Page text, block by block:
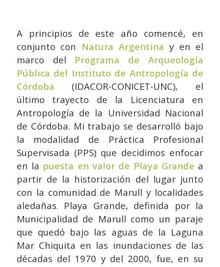
A principios de este año comencé, en
conjunto con Natura Argentina y en el
marco del Programa de Arqueología
Pública del Instituto de Antropología de
Córdoba (IDACOR-CONICET-UNC), el
último trayecto de la Licenciatura en
Antropología de la Universidad Nacional
de Córdoba. Mi trabajo se desarrolló bajo
la modalidad de Práctica Profesional
Supervisada (PPS) que decidimos enfocar
en la puesta en valor de Playa Grande a
partir de la historización del lugar junto
con la comunidad de Marull y localidades
aledañas. Playa Grande, definida por la
Municipalidad de Marull como un paraje
que quedó bajo las aguas de la Laguna
Mar Chiquita en las inundaciones de las
décadas del 1970 y del 2000, fue, en su